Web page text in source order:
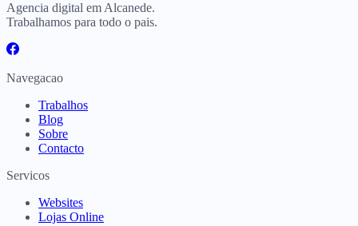
Agencia digital em Alcanede.
Trabalhamos para todo o pais.
Navegacao
Trabalhos
Blog
Sobre
Contacto
Servicos
Websites
Lojas Online